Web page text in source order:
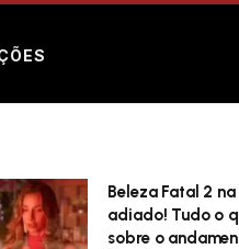
Beleza Fatal 2
adiado! Tudo o
sobre o